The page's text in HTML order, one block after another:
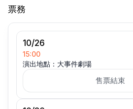
票務
10/26
15:00
演出地點：大事件劇場
售票結束